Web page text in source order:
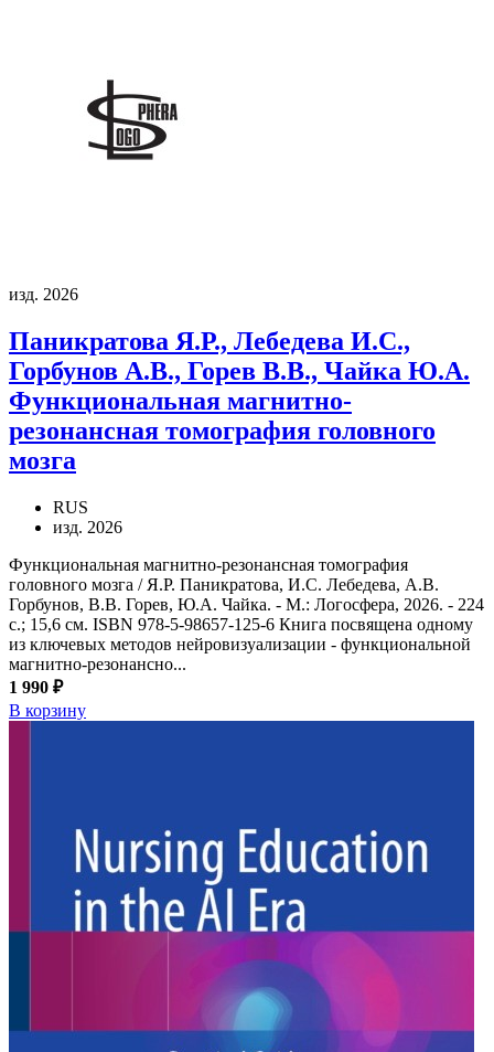
изд. 2026
Паникратова Я.Р., Лебедева И.С.,
Горбунов А.В., Горев В.В., Чайка Ю.А.
Функциональная магнитно-
резонансная томография головного
мозга
RUS
изд. 2026
Функциональная магнитно-резонансная томография
головного мозга / Я.Р. Паникратова, И.С. Лебедева, А.В.
Горбунов, В.В. Горев, Ю.А. Чайка. - М.: Логосфера, 2026. - 224
с.; 15,6 см. ISBN 978-5-98657-125-6 Книга посвящена одному
из ключевых методов нейровизуализации - функциональной
магнитно-резонансно...
1 990 ₽
В корзину